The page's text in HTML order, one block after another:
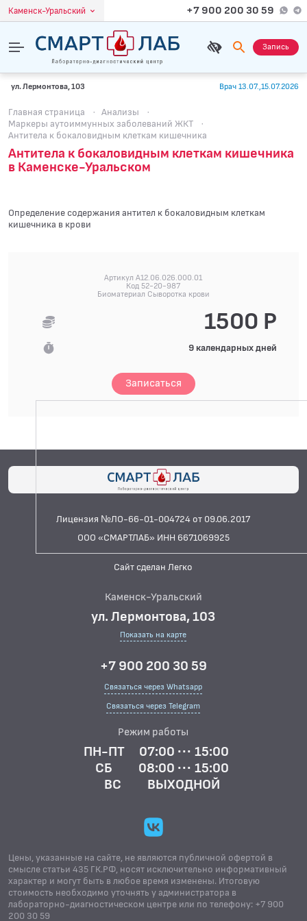
Каменск-Уральский +7 900 200 30 59
Запись
ул. Лермонтова, 103 Врач 13.07.,15.07.2026
Главная страница · Анализы
·
Маркеры аутоиммунных заболеваний ЖКТ
·
Антитела к бокаловидным клеткам кишечника
Антитела к бокаловидным клеткам кишечника
в Каменске-Уральском
Определение содержания антител к бокаловидным клеткам
кишечника в крови
Артикул A12.06.026.000.01
Код 52-20-987
Биоматериал Сыворотка крови
1500 Р
9 календарных дней
Записаться
Лицензия №ЛО-66-01-004724 от 09.06.2017
ООО «СМАРТЛАБ» ИНН 6671069925
Сайт сделан Легко
Каменск-Уральский
ул. Лермонтова, 103
Показать на карте
+7 900 200 30 59
Связаться через Whatsapp
Связаться через Telegram
Режим работы
ПН-ПТ
07:00 ··· 15:00
СБ
08:00 ··· 15:00
ВС
ВЫХОДНОЙ
Цены, указанные на сайте, не являются публичной офертой в
смысле статьи 435 ГК.РФ, носят исключительно информативный
характер и могут быть в любое время изменены. Итоговую
стоимость необходимо уточнять у администратора в
лабораторно-диагностическом центре или по телефону: +7 900
200 30 59